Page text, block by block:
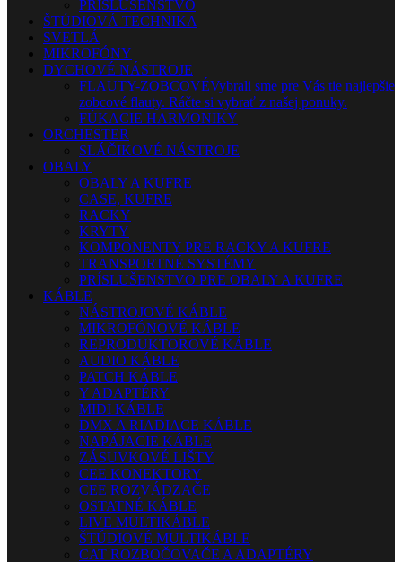
PRÍSLUŠENSTVO
ŠTÚDIOVÁ TECHNIKA
SVETLÁ
MIKROFÓNY
DYCHOVÉ NÁSTROJE
FLAUTY-ZOBCOVÉVybrali sme pre Vás tie najlepšie
zobcové flauty. Ráčte si vybrať z našej ponuky.
FÚKACIE HARMONIKY
ORCHESTER
SLÁČIKOVÉ NÁSTROJE
OBALY
OBALY A KUFRE
CASE, KUFRE
RACKY
KRYTY
KOMPONENTY PRE RACKY A KUFRE
TRANSPORTNÉ SYSTÉMY
PRÍSLUŠENSTVO PRE OBALY A KUFRE
KÁBLE
NÁSTROJOVÉ KÁBLE
MIKROFÓNOVÉ KÁBLE
REPRODUKTOROVÉ KÁBLE
AUDIO KÁBLE
PATCH KÁBLE
Y ADAPTÉRY
MIDI KÁBLE
DMX A RIADIACE KÁBLE
NAPÁJACIE KÁBLE
ZÁSUVKOVÉ LIŠTY
CEE KONEKTORY
CEE ROZVÁDZAČE
OSTATNÉ KÁBLE
LIVE MULTIKÁBLE
ŠTÚDIOVÉ MULTIKÁBLE
CAT ROZBOČOVAČE A ADAPTÉRY